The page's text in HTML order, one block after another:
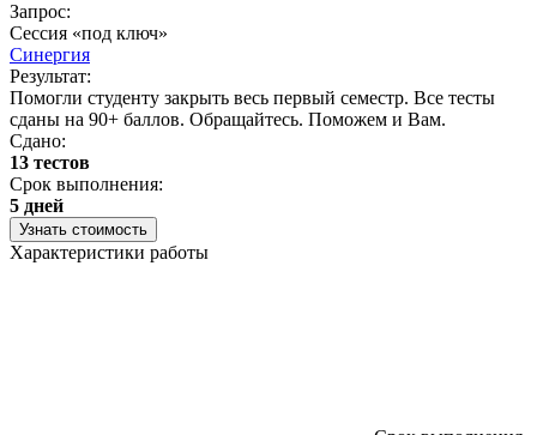
Запрос:
Сессия «под ключ»
Синергия
Результат:
Помогли студенту закрыть весь первый семестр. Все тесты
сданы на 90+ баллов. Обращайтесь. Поможем и Вам.
Сдано:
13 тестов
Срок выполнения:
5 дней
Узнать стоимость
Характеристики работы